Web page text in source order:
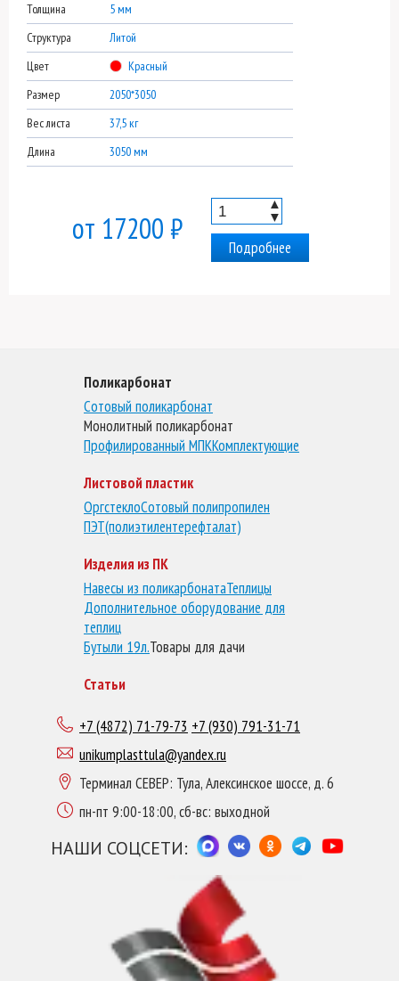
Толщина
5 мм
Структура
Литой
Цвет
Красный
Размер
2050*3050
Вес листа
37,5 кг
Длина
3050 мм
от 17200 ₽
▲
▼
Подробнее
Поликарбонат
Сотовый поликарбонат
Монолитный поликарбонат
Профилированный МПККомплектующие
Листовой пластик
ОргстеклоСотовый полипропилен
ПЭТ(полиэтилентерефталат)
Изделия из ПК
Навесы из поликарбонатаТеплицы
Дополнительное оборудование для
теплиц
Бутыли 19л.Товары для дачи
Статьи
+7 (4872) 71-79-73 +7 (930) 791-31-71
unikumplasttula@yandex.ru
Терминал СЕВЕР: Тула, Алексинское шоссе, д. 6
пн-пт 9:00-18:00, сб-вс: выходной
НАШИ СОЦСЕТИ: